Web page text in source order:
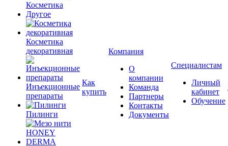
Косметика
Другое
Косметика
декоративная
Инъекционные
препараты
Пилинги
Как
купить
Компания
О
компании
Команда
Партнеры
Контакты
Документы
Специалистам
Личный
кабинет
Обучение